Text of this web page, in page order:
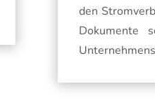
den
Dokumente